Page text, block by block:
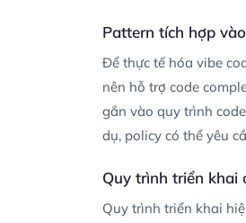
Pattern tích hợp
Để thực tế hóa vibe
nên hỗ trợ code
gắn vào quy trình
dụ, policy có thể yêu
Quy trình triển khai
Quy trình triển khai